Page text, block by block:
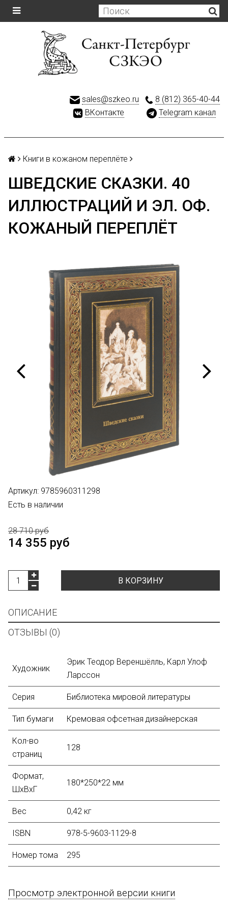
sales@szkeo.ru
8 (812) 365-40-44
ВКонтакте
Telegram канал
Книги в кожаном переплёте
ШВЕДСКИЕ СКАЗКИ. 40
ИЛЛЮСТРАЦИЙ И ЭЛ. ОФ.
КОЖАНЫЙ ПЕРЕПЛЁТ
Артикул: 9785960311298
Есть в наличии
28 710 руб
14 355 руб
В КОРЗИНУ
ОПИСАНИЕ
ОТЗЫВЫ (0)
Художник
Эрик Теодор Вереншёлль, Карл Улоф
Ларссон
Серия Библиотека мировой литературы
Тип бумаги Кремовая офсетная дизайнерская
Кол-во
страниц
128
Формат,
ШхВхГ
180*250*22 мм
Вес 0,42 кг
ISBN 978-5-9603-1129-8
Номер тома 295
Просмотр электронной версии книги